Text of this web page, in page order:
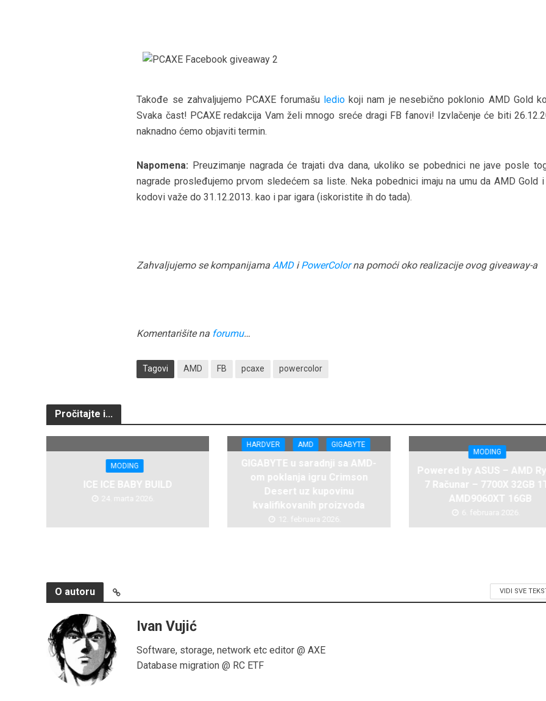
Takođe se zahvaljujemo PCAXE forumašu lediokoji nam je nesebično poklonio AMD Gold
Svaka čast! PCAXE redakcija Vam želi mnogo sreće dragi FB fanovi! Izvlačenje će biti
naknadno ćemo objaviti termin.
Napomena: Preuzimanje nagrada će trajati dva dana, ukoliko se pobednici ne jave posle
nagrade prosleđujemo prvom sledećem sa liste. Neka pobednici imaju na umu da AMD Gold
kodovi važe do 31.12.2013. kao i par igara (iskoristite ih do tada).
Zahvaljujemo se kompanijamaAMDiPowerColorna pomoći oko realizacije ovog giveaway-a
Komentarišite na forumu…
Tagovi AMD FB pcaxe powercolor
Pročitajte i...
MODING
ICE ICE BABY BUILD
24. marta 2026.
HARDVER AMD GIGABYTE
GIGABYTE u saradnji sa AMD-
om poklanja igru Crimson
Desert uz kupovinu
kvalifikovanih proizvoda
12. februara 2026.
MODING
Powered by ASUS – AMD
7 Računar – 7700X 32GB
AMD9060XT 16GB
6. februara 2026.
O autoru VIDI SVE
Ivan Vujić
Software, storage, network etc editor @ AXE
Database migration @ RC ETF